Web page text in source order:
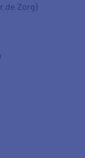
de Zorg)